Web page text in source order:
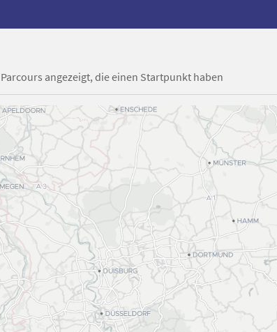
angezeigt, die einen Startpunkt haben